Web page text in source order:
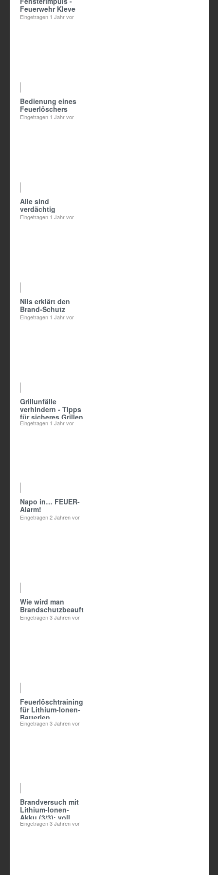
Feuerwehr Kleve
Eingetragen 1 Jahr vor
Bedienung eines
Feuerlöschers
Eingetragen 1 Jahr vor
Alle sind
verdächtig
Eingetragen 1 Jahr vor
Nils erklärt den
Brand-Schutz
Eingetragen 1 Jahr vor
Grillunfälle
verhindern - Tipps
für sicheres Grillen
von Paulinchen
Eingetragen 1 Jahr vor
Napo in… FEUER-
Alarm!
Eingetragen2 Jahren vor
Wie wird man
Brandschutzbeauftragte/r?
Eingetragen3 Jahren vor
Feuerlöschtraining
für Lithium-Ionen-
Batterien
Eingetragen3 Jahren vor
Brandversuch mit
Lithium-Ionen-
Akku (3/3): voll
geladene Zelle
Eingetragen3 Jahren vor